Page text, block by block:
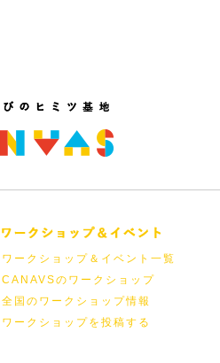
ワークショップ＆イベント一覧
CANAVSのワークショップ
全国のワークショップ情報
ワークショップを投稿する